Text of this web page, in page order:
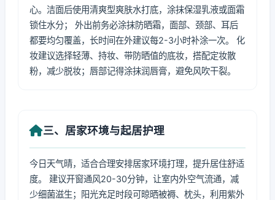
心。洁面后使用清爽型爽肤水打底，涂抹保湿乳液或面霜
锁住水分； 外出前务必涂抹防晒霜，面部、颈部、耳后
都要均匀覆盖，长时间在外建议每2-3小时补涂一次。 化
妆建议选择轻薄、持妆、带防晒值的底妆，搭配定妆散
粉，减少脱妆；唇部记得涂抹润唇膏，避免风吹干裂。
三、居家环境与起居护理
今日天气晴，适合合理安排居家环境打理，提升居住舒适
度。 建议开窗通风20-30分钟，让室内外空气流通，减
少细菌滋生；阳光充足时段可晾晒被褥、枕头，利用紫外